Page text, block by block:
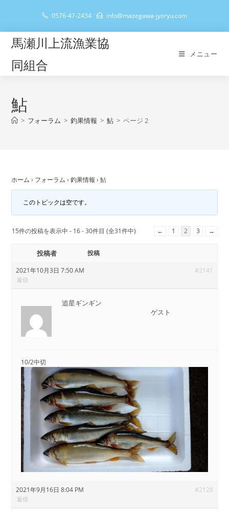
テ
0576-47-2434 info@mazegawa-jyoryu.com
馬瀬川上流漁業協
同組合
メニュー
鮎
> フォーラム > 釣果情報 > 鮎 > ページ 2
ホーム › フォーラム › 釣果情報 › 鮎
このトピックは空です。
15件の投稿を表示中 - 16 - 30件目 (全31件中) ← 1 2 3 →
投稿者
投稿
2021年10月3日 7:50 AM
#2141
返信
追星ギンギン
ゲスト
10/2中切
2021年9月16日 8:04 PM #2128
返信